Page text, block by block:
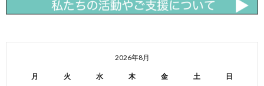
2026年8月
月 火 水 木 金 土 日